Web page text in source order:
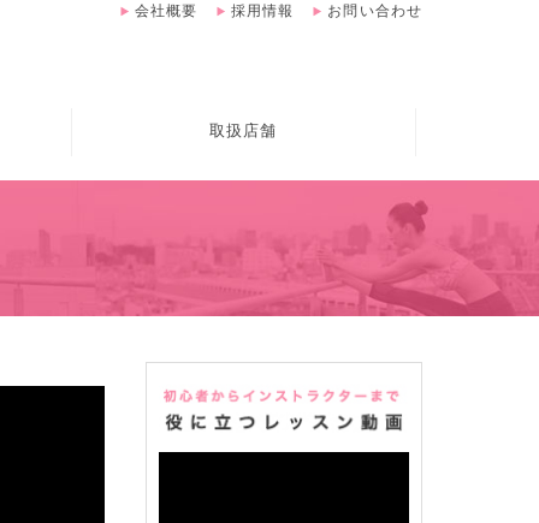
会社概要 採用情報 お問い合わせ
取扱店舗